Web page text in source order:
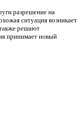
разрешение на
ситуация возникает
решают
принимает новый